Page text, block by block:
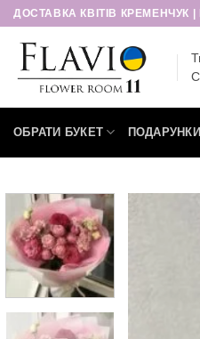
Пропустити
ДОСТАВКА КВІТІВ КРЕМЕНЧУК
ОБРАТИ БУКЕТ ПОДАРУНКИ